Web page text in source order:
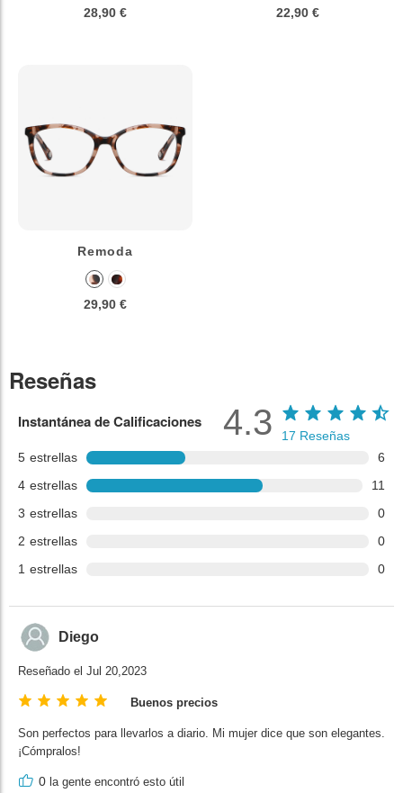
28,90 € 22,90 €
Remoda
29,90 €
Reseñas
Instantánea de Calificaciones
5 estrellas
6
4 estrellas
11
3 estrellas
0
2 estrellas
0
1 estrellas 0
4.3 17 Reseñas
Diego
Reseñado el Jul 20,2023
Buenos precios
Son perfectos para llevarlos a diario. Mi mujer dice que son elegantes.
¡Cómpralos!
0 la gente encontró esto útil